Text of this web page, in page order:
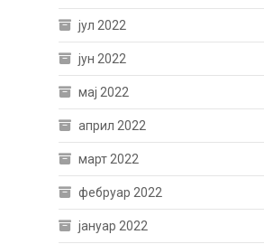
јул 2022
јун 2022
мај 2022
април 2022
март 2022
фебруар 2022
јануар 2022